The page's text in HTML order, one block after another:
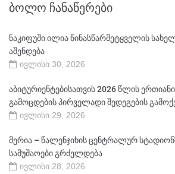
ᲑᲝᲚᲝ ᲩᲐᲜᲐᲬᲔᲠᲔᲑᲘ
ნაკიფუში ილია წინასწარმეტყველის
აშენდება
ივლისი 30, 2026
აბიტურიენტებისათვის 2026 წლის
გამოცდების პირველადი შედეგების
ივლისი 29, 2026
მერია – წალენჯიხის ცენტრალურ
სამუშაოები გრძელდება
ივლისი 28, 2026